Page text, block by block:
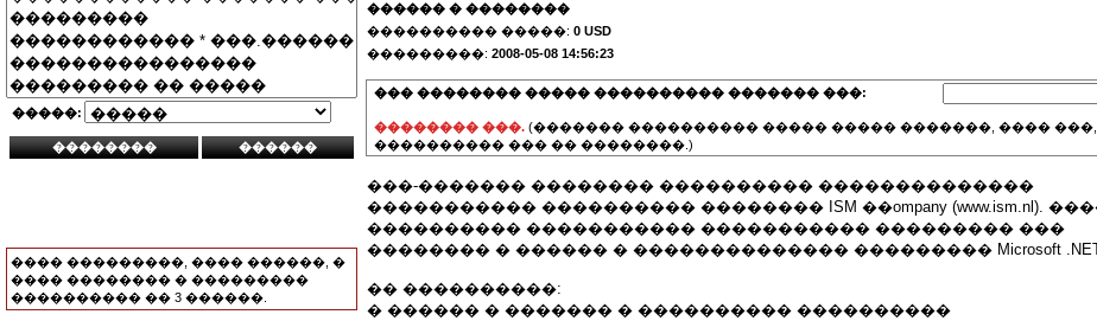
�����:
���� ���������, ���� ������, �
���� �������� � ���������
���������� �� 3 ������.
������ � ��������
���������� �����: 0 USD
���������: 2008-05-08 14:56:23
��� �������� ����� ���������� ������� ���:
�������� ���. (������� ���������� ����� ����� �������, ����
���������� ��� �� ��������.)
���-������� �������� ���������� ��������������
����������� ���������� �������� ISM ��ompany (www.ism.nl).
���������� ����������� ����������� ��������� ���
�������� � ������ � �������������� ��������� Microsoft
�� ����������:
� ������ � ������� � ���������� ����������